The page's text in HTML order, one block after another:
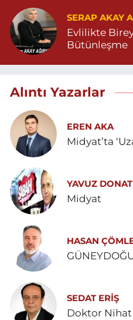
SERAP AKAY
Evlilikte
Bütünleşme
Alıntı Yazarlar
EREN AKA
Midyat’ta
YAVUZ DONAT
Midyat
HASAN
SEDAT ERİŞ